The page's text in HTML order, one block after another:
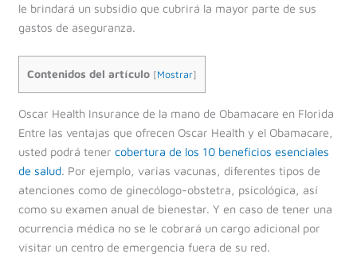
le brindará un subsidio que cubrirá la mayor parte de sus
gastos de aseguranza.
Contenidos del artículo [Mostrar]
Oscar Health Insurance de la mano de Obamacare en Florida
Entre las ventajas que ofrecen Oscar Health y el Obamacare,
usted podrá tener cobertura de los 10 beneficios esenciales
de salud. Por ejemplo, varias vacunas, diferentes tipos de
atenciones como de ginecólogo-obstetra, psicológica, así
como su examen anual de bienestar. Y en caso de tener una
ocurrencia médica no se le cobrará un cargo adicional por
visitar un centro de emergencia fuera de su red.